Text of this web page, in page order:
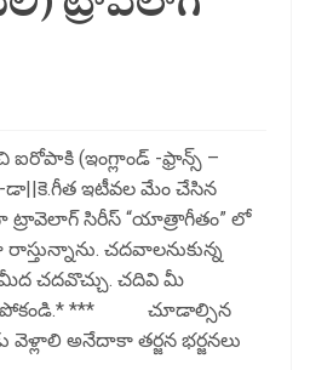
(ఇంగ్లాండ్ -ఫ్రాన్స్ –
డా||కె.గీత ఇటీవల మేం చేసిన
సిరీస్ “యాత్రాగీతం” లో
చదవాలనుకున్న
చదవొచ్చు. చదివి మీ
*** చూడాల్సిన
వెళ్లాలి అనేదాకా తర్జన భర్జనలు